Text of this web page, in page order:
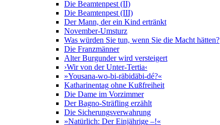
Die Beamtenpest (II)
Die Beamtenpest (III)
Der Mann, der ein Kind ertränkt
November-Umsturz
Was würden Sie tun, wenn Sie die Macht hätten?
Die Franzmänner
Alter Burgunder wird versteigert
›Wir von der Unter-Tertia‹
»Yousana-wo-bi-räbidäbi-dé?«
Katharinentag ohne Kußfreiheit
Die Dame im Vorzimmer
Der Bagno-Sträfling erzählt
Die Sicherungsverwahrung
»Natürlich: Der Einjährige –!«